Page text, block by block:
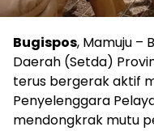
Bugispos, Mamuju –
Daerah (Setda)
terus bergerak aktif
Penyelenggara
mendongkrak mutu